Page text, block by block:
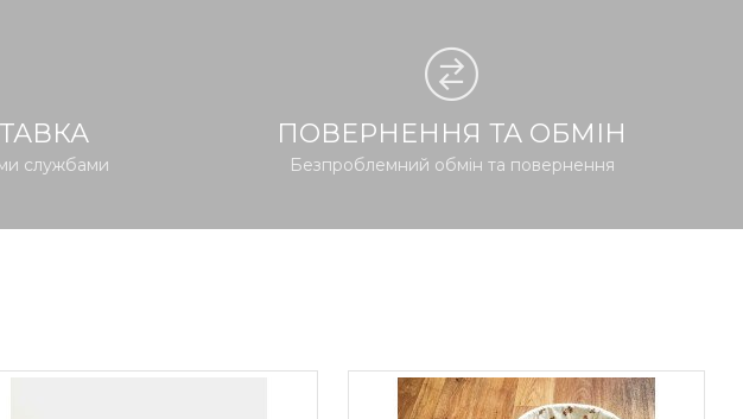
службами
ПОВЕРНЕННЯ ТА ОБМІН
Безпроблемний обмін та повернення